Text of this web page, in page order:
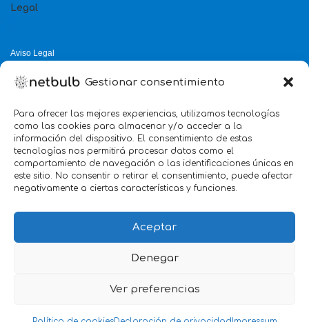
Gestionar consentimiento
Para ofrecer las mejores experiencias, utilizamos tecnologías
como las cookies para almacenar y/o acceder a la
información del dispositivo. El consentimiento de estas
tecnologías nos permitirá procesar datos como el
comportamiento de navegación o las identificaciones únicas en
este sitio. No consentir o retirar el consentimiento, puede afectar
negativamente a ciertas características y funciones.
Aceptar
Denegar
Ver preferencias
Legal
Aviso Legal
Política de Cookies
5.0
Servicio mejor valorado 2025
verificado por: Trustindex
we
Marketing